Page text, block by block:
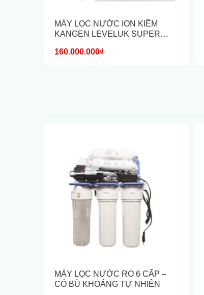
MÁY LỌC NƯỚC ION KIỀM
KANGEN LEVELUK SUPER
160.000.000₫
MÁY LỌC NƯỚC RO 6 CẤP –
CÓ BÙ KHOÁNG TỰ NHIÊN